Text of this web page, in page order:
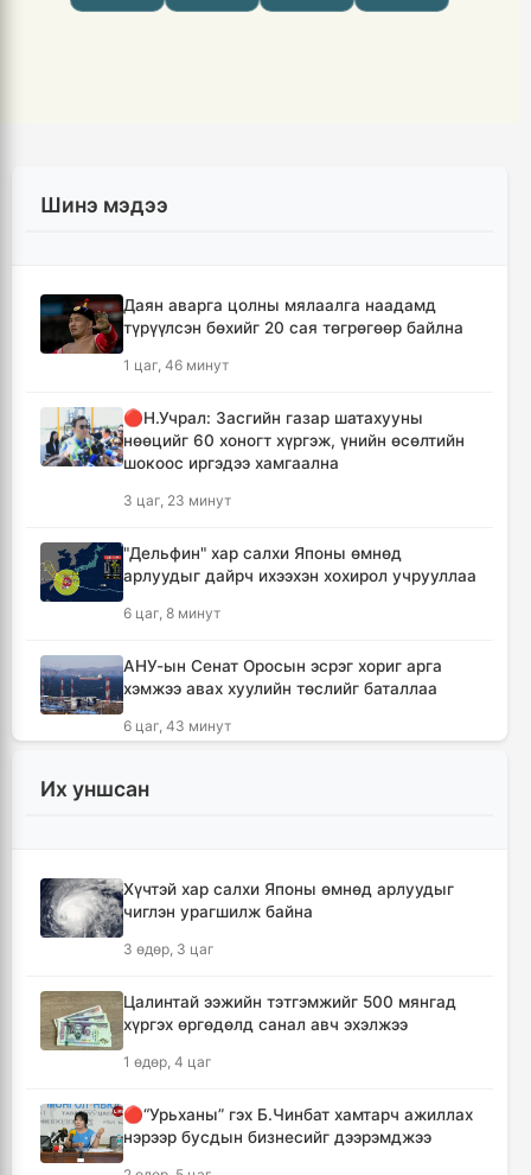
Шинэ мэдээ
Даян аварга цолны мялаалга наадамд
түрүүлсэн бөхийг 20 сая төгрөгөөр байлна
1 цаг, 46 минут
🔴Н.Учрал: Засгийн газар шатахууны
нөөцийг 60 хоногт хүргэж, үнийн өсөлтийн
шокоос иргэдээ хамгаална
3 цаг, 23 минут
"Дельфин" хар салхи Японы өмнөд
арлуудыг дайрч ихээхэн хохирол учрууллаа
6 цаг, 8 минут
АНУ-ын Сенат Оросын эсрэг хориг арга
хэмжээ авах хуулийн төслийг баталлаа
6 цаг, 43 минут
цахилгаан станцыг ирэх сард ашиглалтад
Шүлхийн дархлаажуулалтыг Монголд
КОП17 хурлын санхүү, бүртгэл, визийн
байна
7 цаг, 36 минут
Их уншсан
Хүчтэй хар салхи Японы өмнөд арлуудыг
чиглэн урагшилж байна
3 өдөр, 3 цаг
Цалинтай ээжийн тэтгэмжийг 500 мянгад
хүргэх өргөдөлд санал авч эхэлжээ
1 өдөр, 4 цаг
🔴“Урьханы” гэх Б.Чинбат хамтарч ажиллах
нэрээр бусдын бизнесийг дээрэмджээ